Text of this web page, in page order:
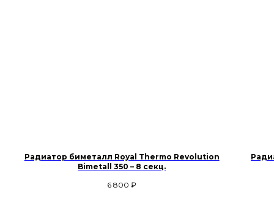
Радиатор биметалл Royal Thermo Revolution
Bimetall 350 – 8 секц.
6 800 ₽